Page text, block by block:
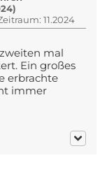
11.2024
mal
Ein großes
erbrachte
immer